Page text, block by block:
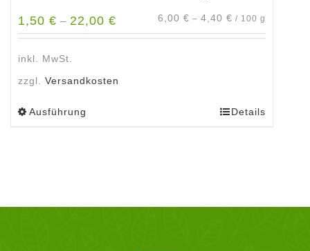
1,50 € – 22,00 € 6,00 € – 4,40 € / 100 g
inkl. MwSt.
zzgl. Versandkosten
Ausführung Details